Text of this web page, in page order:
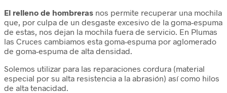
El relleno de hombreras nos permite recuperar una mochila
que, por culpa de un desgaste excesivo de la goma-espuma
de estas, nos dejan la mochila fuera de servicio. En Plumas
las Cruces cambiamos esta goma-espuma por aglomerado
de goma-espuma de alta densidad.
Solemos utilizar para las reparaciones cordura (material
especial por su alta resistencia a la abrasión) así como hilos
de alta tenacidad.